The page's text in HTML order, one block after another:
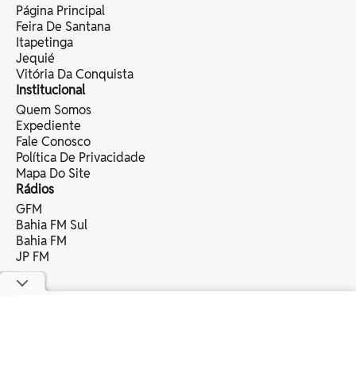
Página Principal
Feira De Santana
Itapetinga
Jequié
Vitória Da Conquista
Institucional
Quem Somos
Expediente
Fale Conosco
Política De Privacidade
Mapa Do Site
Rádios
GFM
Bahia FM Sul
Bahia FM
JP FM